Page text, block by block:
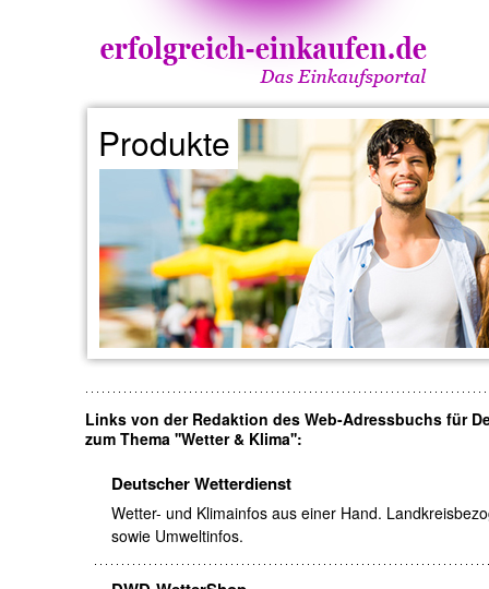
Produkte
Links von der Redaktion des Web-Adressbuchs für
zum Thema ''Wetter & Klima'':
Deutscher Wetterdienst
Wetter- und Klimainfos aus einer Hand.
sowie Umweltinfos.